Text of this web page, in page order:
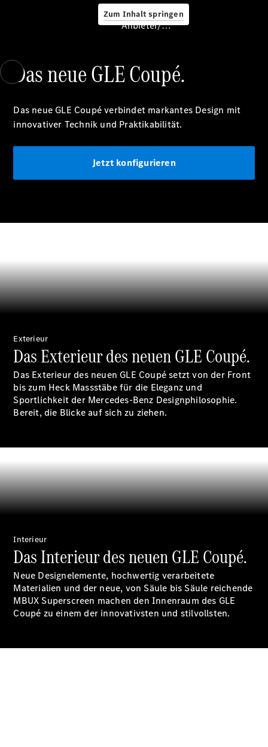
Zum Inhalt springen
Servicetermin
laden
Räder &
Reifen
Wartung,
Reparatur
Übersicht
Reparatur
Service &
Garantie
Broschüre
Anbieter/Datenschutz
Das neue GLE Coupé.
Das neue GLE Coupé verbindet markantes Design mit
innovativer Technik und Praktikabilität.
Jetzt konfigurieren
Exterieur
Das Exterieur des neuen GLE Coupé.
Das Exterieur des neuen GLE Coupé setzt von der Front
bis zum Heck Massstäbe für die Eleganz und
Sportlichkeit der Mercedes-Benz Designphilosophie.
Bereit, die Blicke auf sich zu ziehen.
Interieur
Das Interieur des neuen GLE Coupé.
Neue Designelemente, hochwertig verarbeitete
Materialien und der neue, von Säule bis Säule reichende
MBUX Superscreen machen den Innenraum des GLE
Coupé zu einem der innovativsten und stilvollsten.